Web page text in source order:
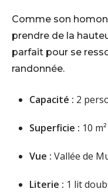
Comme son
prendre de la
parfait pour se
randonnée.
Capacité : 2
Superficie : 10 m²
Vue : Vallée de
Literie : 1 lit